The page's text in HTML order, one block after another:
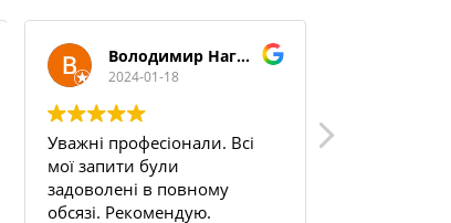
Володимир Нагорний
2024-01-18
Уважні професіонали. Всі
мої запити були
задоволені в повному
обсязі. Рекомендую.